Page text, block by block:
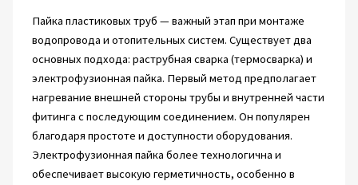
Пайка пластиковых труб — важный этап при монтаже
водопровода и отопительных систем. Существует два
основных подхода: раструбная сварка (термосварка) и
электрофузионная пайка. Первый метод предполагает
нагревание внешней стороны трубы и внутренней части
фитинга с последующим соединением. Он популярен
благодаря простоте и доступности оборудования.
Электрофузионная пайка более технологична и
обеспечивает высокую герметичность, особенно в